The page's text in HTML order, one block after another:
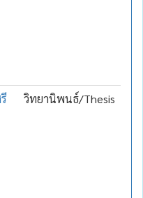
วิทยานิพนธ์/Thesis